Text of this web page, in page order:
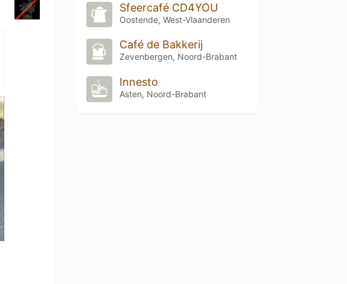
Sfeercafé CD4YOU
Oostende, West-Vlaanderen
Café de Bakkerij
Zevenbergen, Noord-Brabant
Innesto
Asten, Noord-Brabant